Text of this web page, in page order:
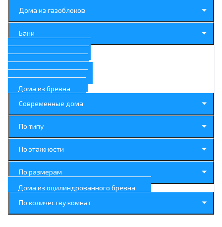
Дома из газоблоков
Бани
Дома с балконом
Дома с террасой
Дома с гаражом
Дома с котельной
Дома с камином
Дома из бревна
Современные дома
По типу
По этажности
По размерам
Дома из оцилиндрованного бревна
По количеству комнат